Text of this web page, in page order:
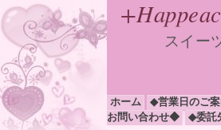
スイー
ホーム ◆営業日のご
お問い合わせ◆
◆委託